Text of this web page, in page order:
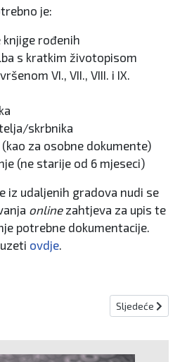
je:
rođenih
s kratkim životopisom
VI., VII., VIII. i IX.
skrbnika
za osobne dokumente)
(ne starije od 6 mjeseci)
iz udaljenih gradova nudi se
onlinezahtjeva za upis te
potrebne dokumentacije.
ovdje
radionica o institucionalnimSljedeći članak:
Sljedeće